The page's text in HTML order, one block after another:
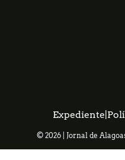
Expediente
© 2026 | Jornal de